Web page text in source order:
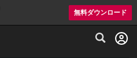
無料ダウンロード
グルメ情報・プレミアムレストラン予約